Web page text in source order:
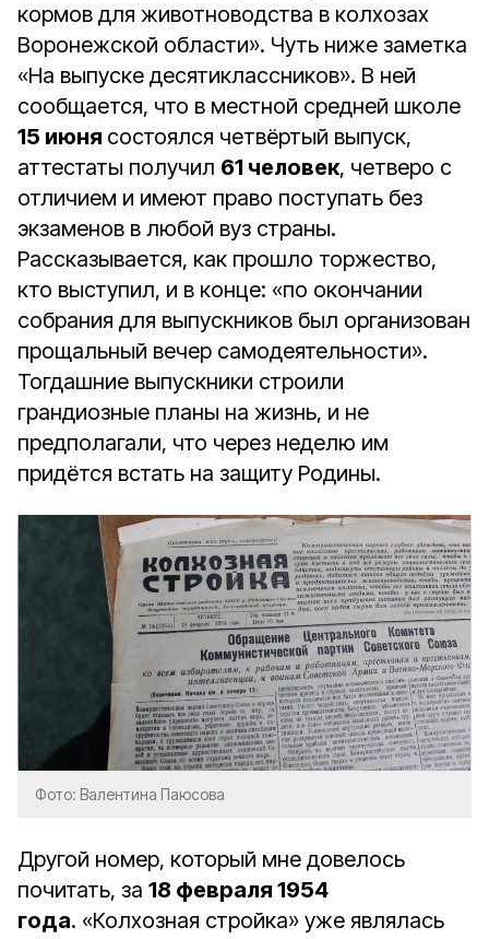
кормов для животноводства в колхозах
Воронежской области». Чуть ниже заметка
«На выпуске десятиклассников». В ней
сообщается, что в местной средней школе
15 июня состоялся четвёртый выпуск,
аттестаты получил 61 человек, четверо с
отличием и имеют право поступать без
экзаменов в любой вуз страны.
Рассказывается, как прошло торжество,
кто выступил, и в конце: «по окончании
собрания для выпускников был организован
прощальный вечер самодеятельности».
Тогдашние выпускники строили
грандиозные планы на жизнь, и не
предполагали, что через неделю им
придётся встать на защиту Родины.
Фото: Валентина Паюсова
Другой номер, который мне довелось
почитать, за 18 февраля 1954
года. «Колхозная стройка» уже являлась